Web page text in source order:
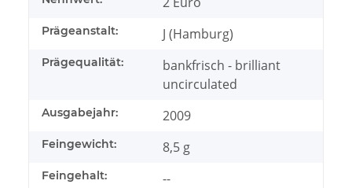
Prägeanstalt: J (Hamburg)
Prägequalität:
bankfrisch - brilliant
uncirculated
Ausgabejahr: 2009
Feingewicht: 8,5 g
Feingehalt: --